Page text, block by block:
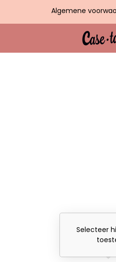
Algemene
Selecteer